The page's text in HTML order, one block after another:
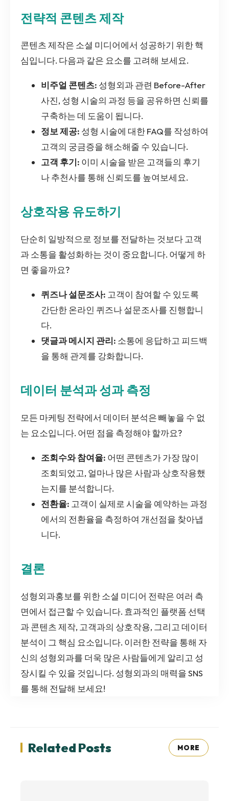
전략적 콘텐츠 제작
콘텐츠 제작은 소셜 미디어에서 성공하기 위한 핵
심입니다. 다음과 같은 요소를 고려해 보세요.
비주얼 콘텐츠: 성형외과 관련 Before-After
사진, 성형 시술의 과정 등을 공유하면 신뢰를
구축하는 데 도움이 됩니다.
정보 제공: 성형 시술에 대한 FAQ를 작성하여
고객의 궁금증을 해소해줄 수 있습니다.
고객 후기: 이미 시술을 받은 고객들의 후기
나 추천사를 통해 신뢰도를 높여보세요.
상호작용 유도하기
단순히 일방적으로 정보를 전달하는 것보다 고객
과 소통을 활성화하는 것이 중요합니다. 어떻게 하
면 좋을까요?
퀴즈나 설문조사: 고객이 참여할 수 있도록
간단한 온라인 퀴즈나 설문조사를 진행합니
다.
댓글과 메시지 관리: 소통에 응답하고 피드백
을 통해 관계를 강화합니다.
데이터 분석과 성과 측정
모든 마케팅 전략에서 데이터 분석은 빼놓을 수 없
는 요소입니다. 어떤 점을 측정해야 할까요?
조회수와 참여율: 어떤 콘텐츠가 가장 많이
조회되었고, 얼마나 많은 사람과 상호작용했
는지를 분석합니다.
전환율: 고객이 실제로 시술을 예약하는 과정
에서의 전환율을 측정하여 개선점을 찾아냅
니다.
결론
성형외과홍보를 위한 소셜 미디어 전략은 여러 측
면에서 접근할 수 있습니다. 효과적인 플랫폼 선택
과 콘텐츠 제작, 고객과의 상호작용, 그리고 데이터
분석이 그 핵심 요소입니다. 이러한 전략을 통해 자
신의 성형외과를 더욱 많은 사람들에게 알리고 성
장시킬 수 있을 것입니다. 성형외과의 매력을 SNS
를 통해 전달해 보세요!
Related Posts MORE